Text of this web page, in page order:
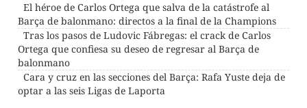
El héroe de Carlos Ortega que salva de la catástrofe al
Barça de balonmano: directos a la final de la Champions
Tras los pasos de Ludovic Fábregas: el crack de Carlos
Ortega que confiesa su deseo de regresar al Barça de
balonmano
Cara y cruz en las secciones del Barça: Rafa Yuste deja de
optar a las seis Ligas de Laporta